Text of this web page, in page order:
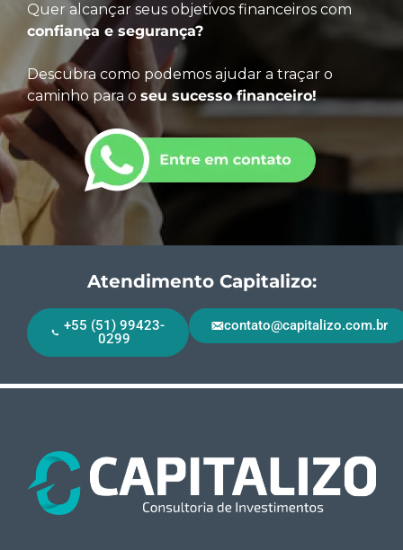
Quer alcançar seus objetivos financeiros com
confiança e segurança?
Descubra como podemos ajudar a traçar o
caminho para o seu sucesso financeiro!
Atendimento Capitalizo:
+55 (51) 99423-
0299
contato@capitalizo.com.br